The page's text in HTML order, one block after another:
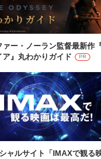
ァー・ノーラン監督最新作
ア』丸わかりガイド
PR
ャルサイト「IMAXで観る